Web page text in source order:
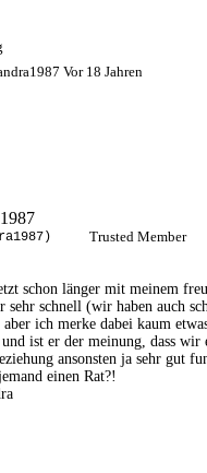
Vor 18 Jahren
Trusted Member
schon länger mit meinem
sehr schnell (wir haben auch
aber ich merke dabei kaum
ist er der meinung, dass
ansonsten ja sehr gut
einen Rat?!